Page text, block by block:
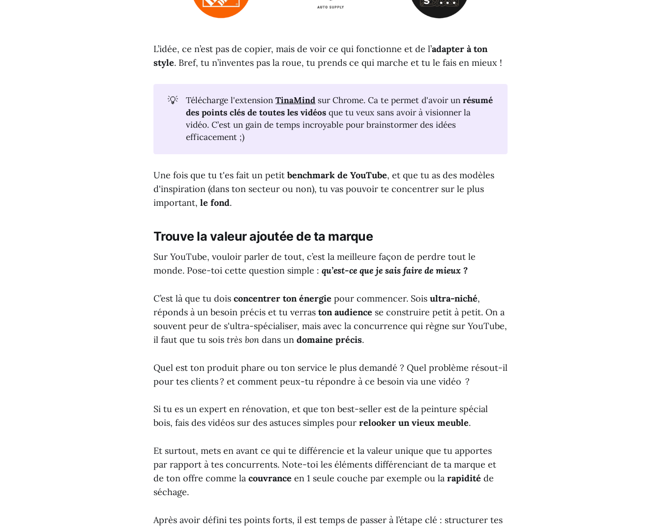
L’idée, ce n’est pas de copier, mais de voir ce qui fonctionne et de l’adapter à ton
style. Bref, tu n’inventes pas la roue, tu prends ce qui marche et tu le fais en mieux !
💡 Télécharge l'extensionTinaMind sur Chrome. Ca te permet d'avoir unrésumé
des points clés de toutes les vidéos que tu veux sans avoir à visionner la
vidéo. C’est un gain de temps incroyable pour brainstormer des idées
efficacement ;)
Une fois que tu t'es fait un petit benchmark de YouTube, et que tu as des modèles
d'inspiration (dans ton secteur ou non), tu vas pouvoir te concentrer sur le plus
important, le fond.
Trouve la valeur ajoutée de ta marque
Sur YouTube, vouloir parler de tout, c’est la meilleure façon de perdre tout le
monde. Pose-toi cette question simple : qu’est-ce que je sais faire de mieux ?
C’est là que tu dois concentrer ton énergie pour commencer. Sois ultra-niché,
réponds à un besoin précis et tu verras ton audience se construire petit à petit. On a
souvent peur de s'ultra-spécialiser, mais avec la concurrence qui règne sur YouTube,
il faut que tu sois très bon dans un domaine précis.
Quel est ton produit phare ou ton service le plus demandé ? Quel problème résout-il
pour tes clients ? et comment peux-tu répondre à ce besoin via une vidéo ?
Si tu es un expert en rénovation, et que ton best-seller est de la peinture spécial
bois, fais des vidéos sur des astuces simples pour relooker un vieux meuble.
Et surtout, mets en avant ce qui te différencie et la valeur unique que tu apportes
par rapport à tes concurrents. Note-toi les éléments différenciant de ta marque et
de ton offre comme la couvrance en 1 seule couche par exemple ou la rapidité de
séchage.
Après avoir défini tes points forts, il est temps de passer à l’étape clé : structurer tes